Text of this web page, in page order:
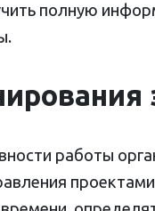
полную
работы